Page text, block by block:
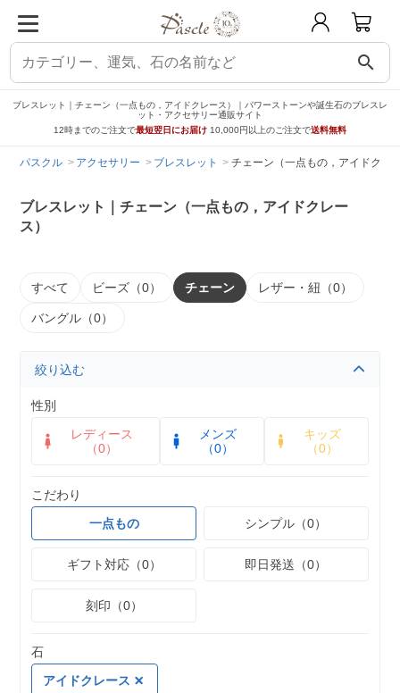
search
ブレスレット｜チェーン（一点もの，アイドクレース）｜パワーストーンや誕生石のブレスレ
ット・アクセサリー通販サイト
12時までのご注文で最短翌日にお届け 10,000円以上のご注文で送料無料
パスクル アクセサリー ブレスレット チェーン（一点もの，アイドクレ
ブレスレット｜チェーン（一点もの，アイドクレー
ス）
すべて ビーズ（0） チェーン レザー・紐（0）
バングル（0）
絞り込む
性別
レディース
（0）
メンズ
（0）
キッズ
（0）
こだわり
一点もの
シンプル（0）
ギフト対応（0） 即日発送（0）
刻印（0）
石
アイドクレース